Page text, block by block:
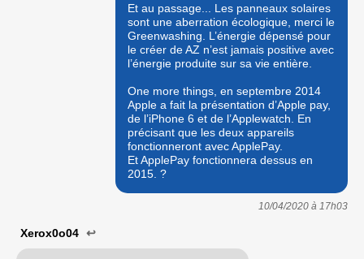
Et au passage... Les panneaux solaires
sont une aberration écologique, merci le
Greenwashing. L’énergie dépensé pour
le créer de AZ n’est jamais positive avec
l’énergie produite sur sa vie entière.
One more things, en septembre 2014
Apple a fait la présentation d’Apple pay,
de l’iPhone 6 et de l’Applewatch. En
précisant que les deux appareils
fonctionneront avec ApplePay.
Et ApplePay fonctionnera dessus en
2015. ?
10/04/2020 à 17h03
Xerox0o04 ↩